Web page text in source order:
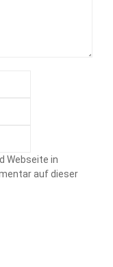
Webseite in
auf dieser